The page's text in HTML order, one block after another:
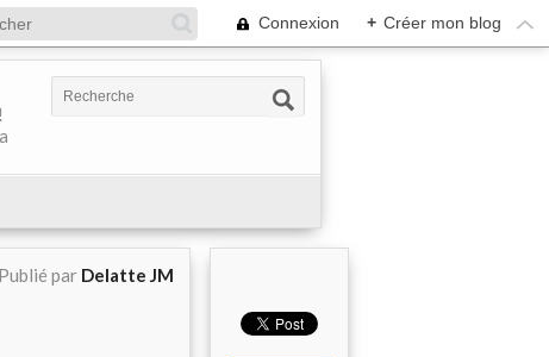
Connexion + Créer mon blog
Publié par Delatte JM